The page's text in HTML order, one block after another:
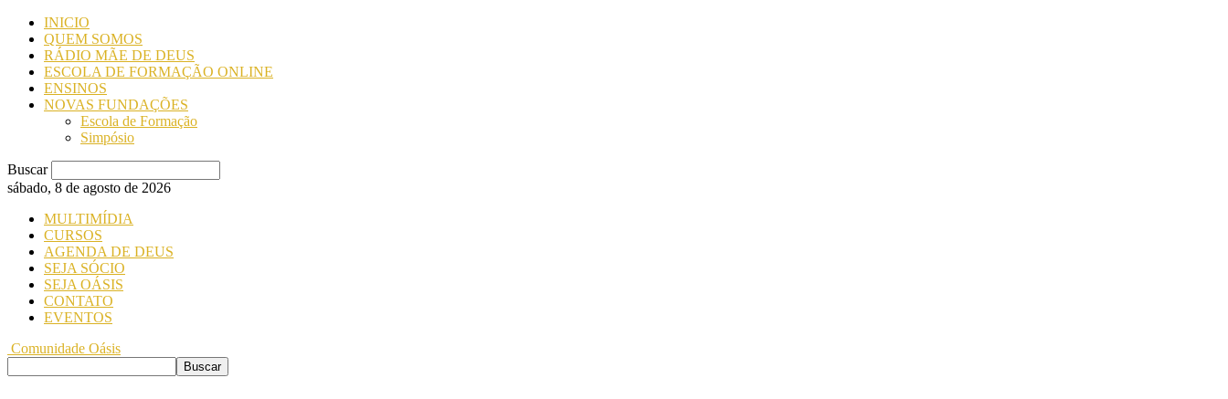
INICIO
QUEM SOMOS
RÁDIO MÃE DE DEUS
ESCOLA DE FORMAÇÃO ONLINE
ENSINOS
NOVAS FUNDAÇÕES
Escola de Formação
Simpósio
Buscar
sábado, 8 de agosto de 2026
MULTIMÍDIA
CURSOS
AGENDA DE DEUS
SEJA SÓCIO
SEJA OÁSIS
CONTATO
EVENTOS
Comunidade Oásis